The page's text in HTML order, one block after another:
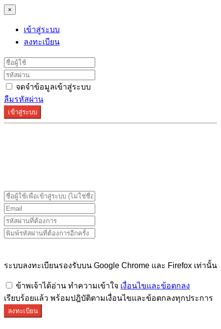
×
เข้าสู่ระบบ
ลงทะเบียน
จดจำข้อมูลเข้าสู่ระบบ
ลืมรหัสผ่าน
เข้าสู่ระบบ
ระบบลงทะเบียนรองรับบน Google Chrome และ Firefox เท่านั้น
ข้าพเจ้าได้อ่าน ทำความเข้าใจ เงื่อนไขและข้อตกลง
เรียบร้อยแล้ว พร้อมปฎิบัติตามเงื่อนไขและข้อตกลงทุกประการ
ลงทะเบียน